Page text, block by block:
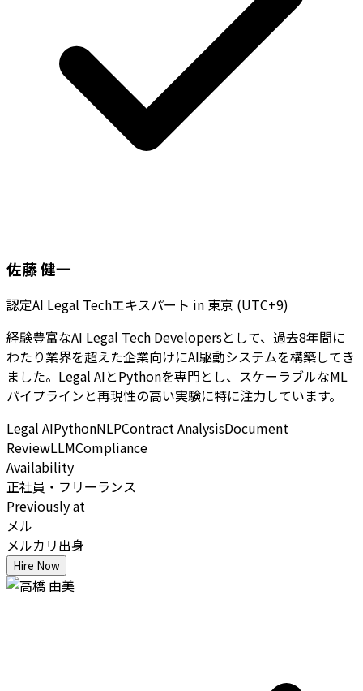
佐藤 健一
認定AI Legal Techエキスパート in 東京 (UTC+9)
経験豊富なAI Legal Tech Developersとして、過去8年間に
わたり業界を超えた企業向けにAI駆動システムを構築してき
ました。Legal AIとPythonを専門とし、スケーラブルなML
パイプラインと再現性の高い実験に特に注力しています。
Legal AIPythonNLPContract AnalysisDocument
ReviewLLMCompliance
Availability
正社員・フリーランス
Previously at
メル
メルカリ出身
Hire Now